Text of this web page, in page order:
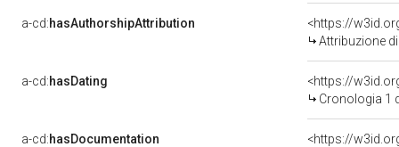
a-cd:hasAuthorshipAttribution
Attribuzione
a-cd:hasDating
<https://
Cronologia 1
a-cd:hasDocumentation